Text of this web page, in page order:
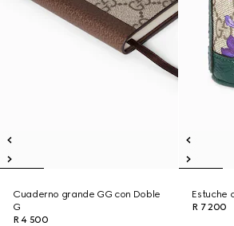
Cuaderno grande GG con Doble
G
R 4 500
Estuche
R 7 200